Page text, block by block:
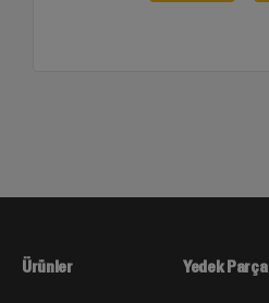
Ürünler Yedek Parça